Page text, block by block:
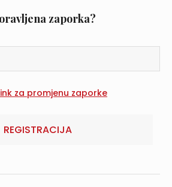
zaporka?
REGISTRACIJA